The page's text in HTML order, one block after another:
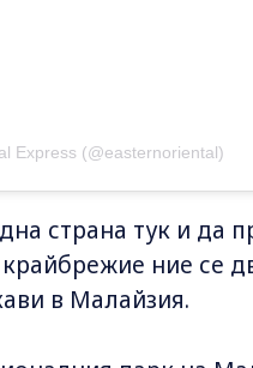
Express (@easternoriental)
страна тук и да
ние се
в Малайзия.